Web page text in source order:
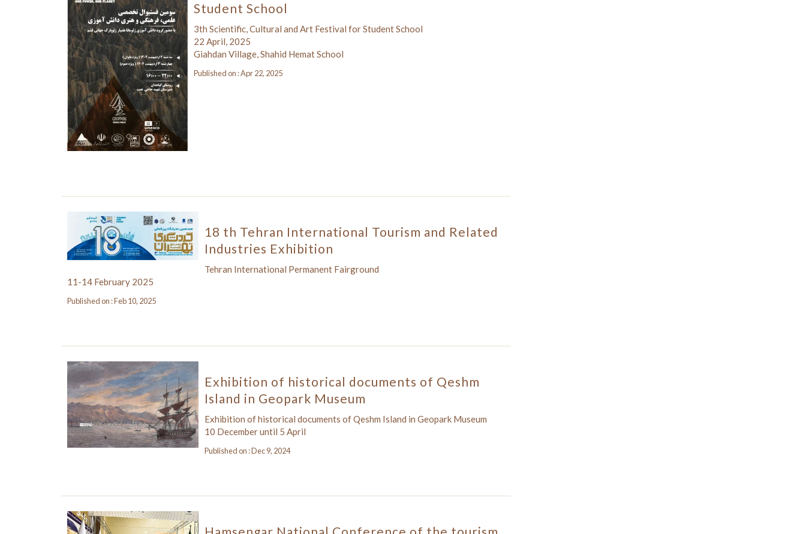
Student School
3th Scientific, Cultural and Art Festival for Student School
22 April, 2025
Giahdan Village, Shahid Hemat School
Published on : Apr 22, 2025
18 th Tehran International Tourism and Related
Industries Exhibition
Tehran International Permanent Fairground
11-14 February 2025
Published on : Feb 10, 2025
Exhibition of historical documents of Qeshm
Island in Geopark Museum
Exhibition of historical documents of Qeshm Island in Geopark Museum
10 December until 5 April
Published on : Dec 9, 2024